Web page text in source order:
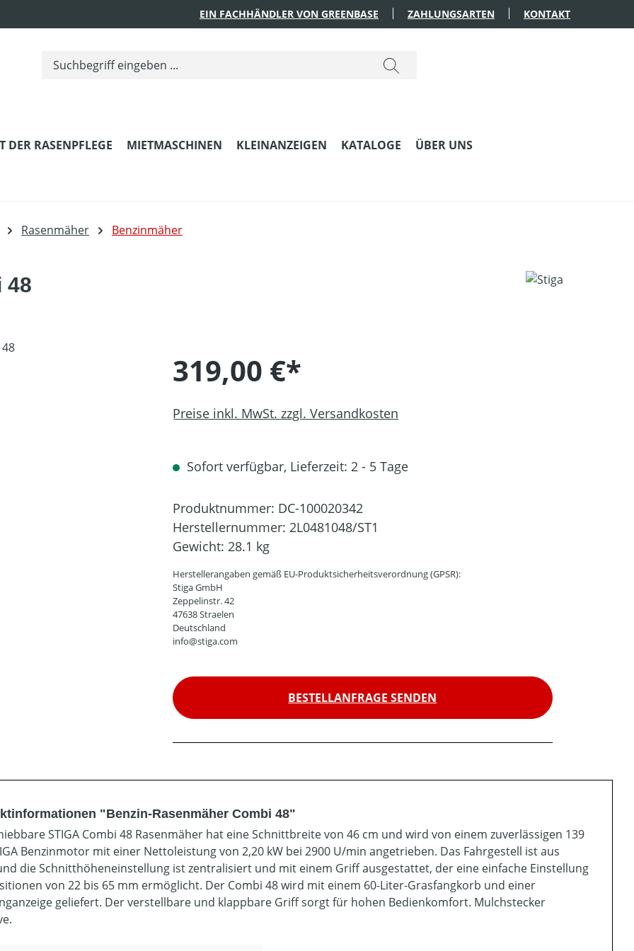
EIN FACHHÄNDLER VON GREENBASE ZAHLUNGSARTEN KONTAKT
DER RASENPFLEGE MIETMASCHINEN KLEINANZEIGEN KATALOGE ÜBER UNS
Rasenmäher Benzinmäher
48
319,00 €*
Preise inkl. MwSt. zzgl. Versandkosten
Sofort verfügbar, Lieferzeit: 2 - 5 Tage
Produktnummer: DC-100020342
Herstellernummer: 2L0481048/ST1
Gewicht: 28.1 kg
Herstellerangaben gemäß EU-Produktsicherheitsverordnung (GPSR):
Stiga GmbH
Zeppelinstr. 42
47638 Straelen
Deutschland
info@stiga.com
BESTELLANFRAGE SENDEN
"Benzin-Rasenmäher Combi 48"
STIGA Combi 48 Rasenmäher hat eine Schnittbreite von 46 cm und wird von einem zuverlässigen 139
Benzinmotor mit einer Nettoleistung von 2,20 kW bei 2900 U/min angetrieben. Das Fahrgestell ist aus
die Schnitthöheneinstellung ist zentralisiert und mit einem Griff ausgestattet, der eine einfache Einstellung
von 22 bis 65 mm ermöglicht. Der Combi 48 wird mit einem 60-Liter-Grasfangkorb und einer
geliefert. Der verstellbare und klappbare Griff sorgt für hohen Bedienkomfort. Mulchstecker